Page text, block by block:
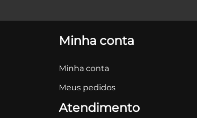
Minha conta
Minha conta
Meus pedidos
Atendimento